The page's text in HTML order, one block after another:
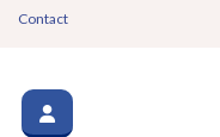
Contact